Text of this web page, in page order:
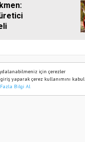
için çerezler
yaparak çerez kullanımını kabul
Bilgi Al
TARIM PUSULASI
Web TV